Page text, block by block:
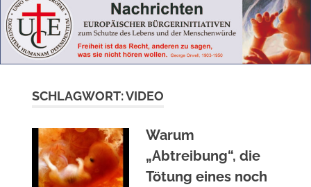
wie
für
Ungeborene
SCHLAGWORT:VIDEO
Warum
„Abtreibung“, die
Tötung eines noch